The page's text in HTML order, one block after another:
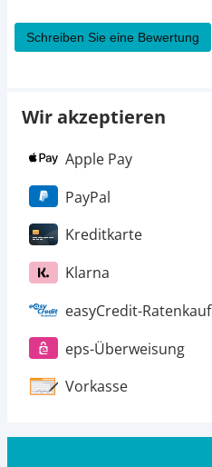
Schreiben Sie eine Bewertung
Wir akzeptieren
Apple Pay
PayPal
Kreditkarte
Klarna
easyCredit-Ratenkauf
eps-Überweisung
Vorkasse